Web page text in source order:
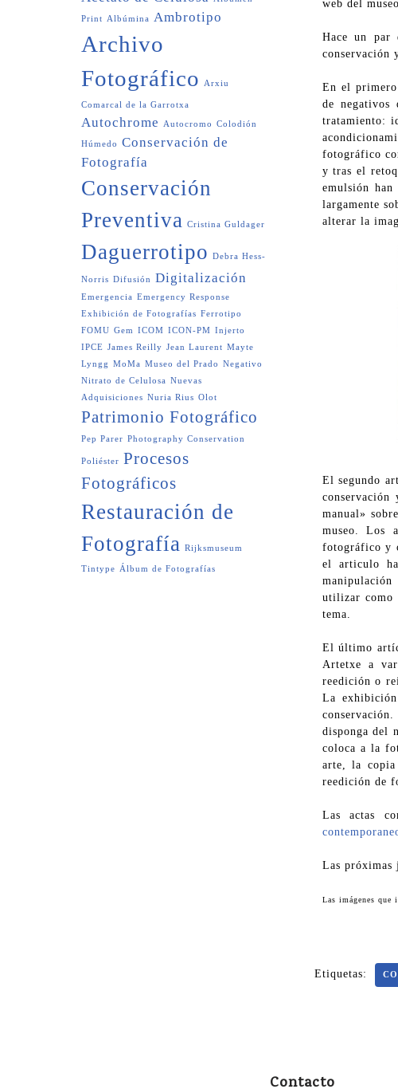
Print Albúmina Ambrotipo
Archivo
Fotográfico
Arxiu
Comarcal de la Garrotxa
Autochrome Autocromo Colodión
Húmedo
Conservación de
Fotografía
Conservación
Preventiva
Cristina Guldager
Daguerrotipo Debra Hess-
Norris Difusión Digitalización
Emergencia
Emergency Response
Exhibición de Fotografías Ferrotipo
FOMU Gem ICOM ICON-PM Injerto
IPCE James Reilly Jean Laurent Mayte
Lyngg
MoMa Museo del Prado
Negativo
Nitrato de Celulosa
Nuevas
Adquisiciones Nuria Rius Olot
Patrimonio Fotográfico
Pep Parer Photography Conservation
Poliéster Procesos
Fotográficos
Restauración de
Fotografía
Rijksmuseum
Tintype Álbum de Fotografías
web del
Hace un par
conservación
En el
de negativos
tratamiento:
fotográfico
y tras el
emulsión
largamente
alterar la
El segundo
manual»
museo. Los
fotográfico y
el articulo
utilizar como
tema.
El último
Artetxe a
reedición o
La
disponga del
coloca a la
arte, la
reedición de
Las actas
Las próximas
Las imágenes que
Etiquetas:
Contacto